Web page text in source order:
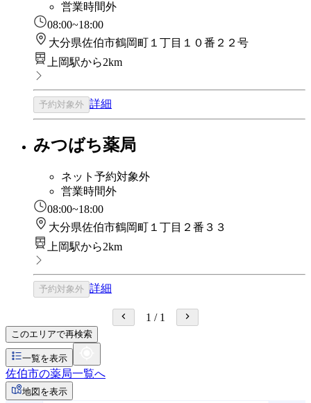
営業時間外
08:00~18:00
大分県佐伯市鶴岡町１丁目１０番２２号
上岡駅から2km
予約対象外 詳細
みつばち薬局
ネット予約対象外
営業時間外
08:00~18:00
大分県佐伯市鶴岡町１丁目２番３３
上岡駅から2km
予約対象外 詳細
1 / 1
このエリアで再検索
一覧を表示
佐伯市の薬局一覧へ
地図を表示